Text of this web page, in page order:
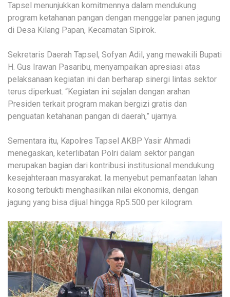
Tapsel menunjukkan komitmennya dalam mendukung
program ketahanan pangan dengan menggelar panen jagung
di Desa Kilang Papan, Kecamatan Sipirok.
Sekretaris Daerah Tapsel, Sofyan Adil, yang mewakili Bupati
H. Gus Irawan Pasaribu, menyampaikan apresiasi atas
pelaksanaan kegiatan ini dan berharap sinergi lintas sektor
terus diperkuat. “Kegiatan ini sejalan dengan arahan
Presiden terkait program makan bergizi gratis dan
penguatan ketahanan pangan di daerah,” ujarnya.
Sementara itu, Kapolres Tapsel AKBP Yasir Ahmadi
menegaskan, keterlibatan Polri dalam sektor pangan
merupakan bagian dari kontribusi institusional mendukung
kesejahteraan masyarakat. Ia menyebut pemanfaatan lahan
kosong terbukti menghasilkan nilai ekonomis, dengan
jagung yang bisa dijual hingga Rp5.500 per kilogram.